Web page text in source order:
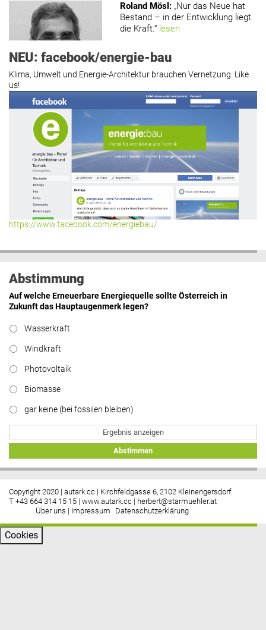
Roland Mösl : „Nur das Neue hat
Bestand – in der Entwicklung liegt
die Kraft.“ lesen
Roland Mösl: „Man wollte wohl
Kasse machen statt neue Produkte
erfinden.“ lesen
Hier geht’s zu allen Kommentaren
NEU: facebook/energie-bau
Klima, Umwelt und Energie-Architektur brauchen Vernetzung. Like
us!
https://www.facebook.com/energiebau/
Abstimmung
Auf welche Erneuerbare Energiequelle sollte Österreich in
Zukunft das Hauptaugenmerk legen?
Wasserkraft
Windkraft
Photovoltaik
Biomasse
gar keine (bei fossilen bleiben)
Ergebnis anzeigen
Abstimmen
Copyright 2020 | autark.cc | Kirchfeldgasse 6, 2102 Kleinengersdorf
T +43 664 314 15 15 | www.autark.cc | herbert@starmuehler.at
Über uns | Impressum Datenschutzerklärung
Cookies